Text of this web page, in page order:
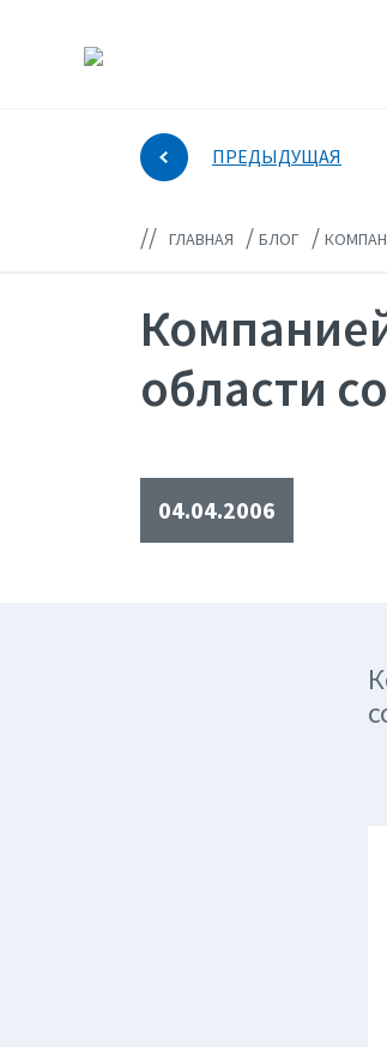
ПРЕДЫДУЩАЯ
// ГЛАВНАЯ / БЛОГ /
области
04.04.2006